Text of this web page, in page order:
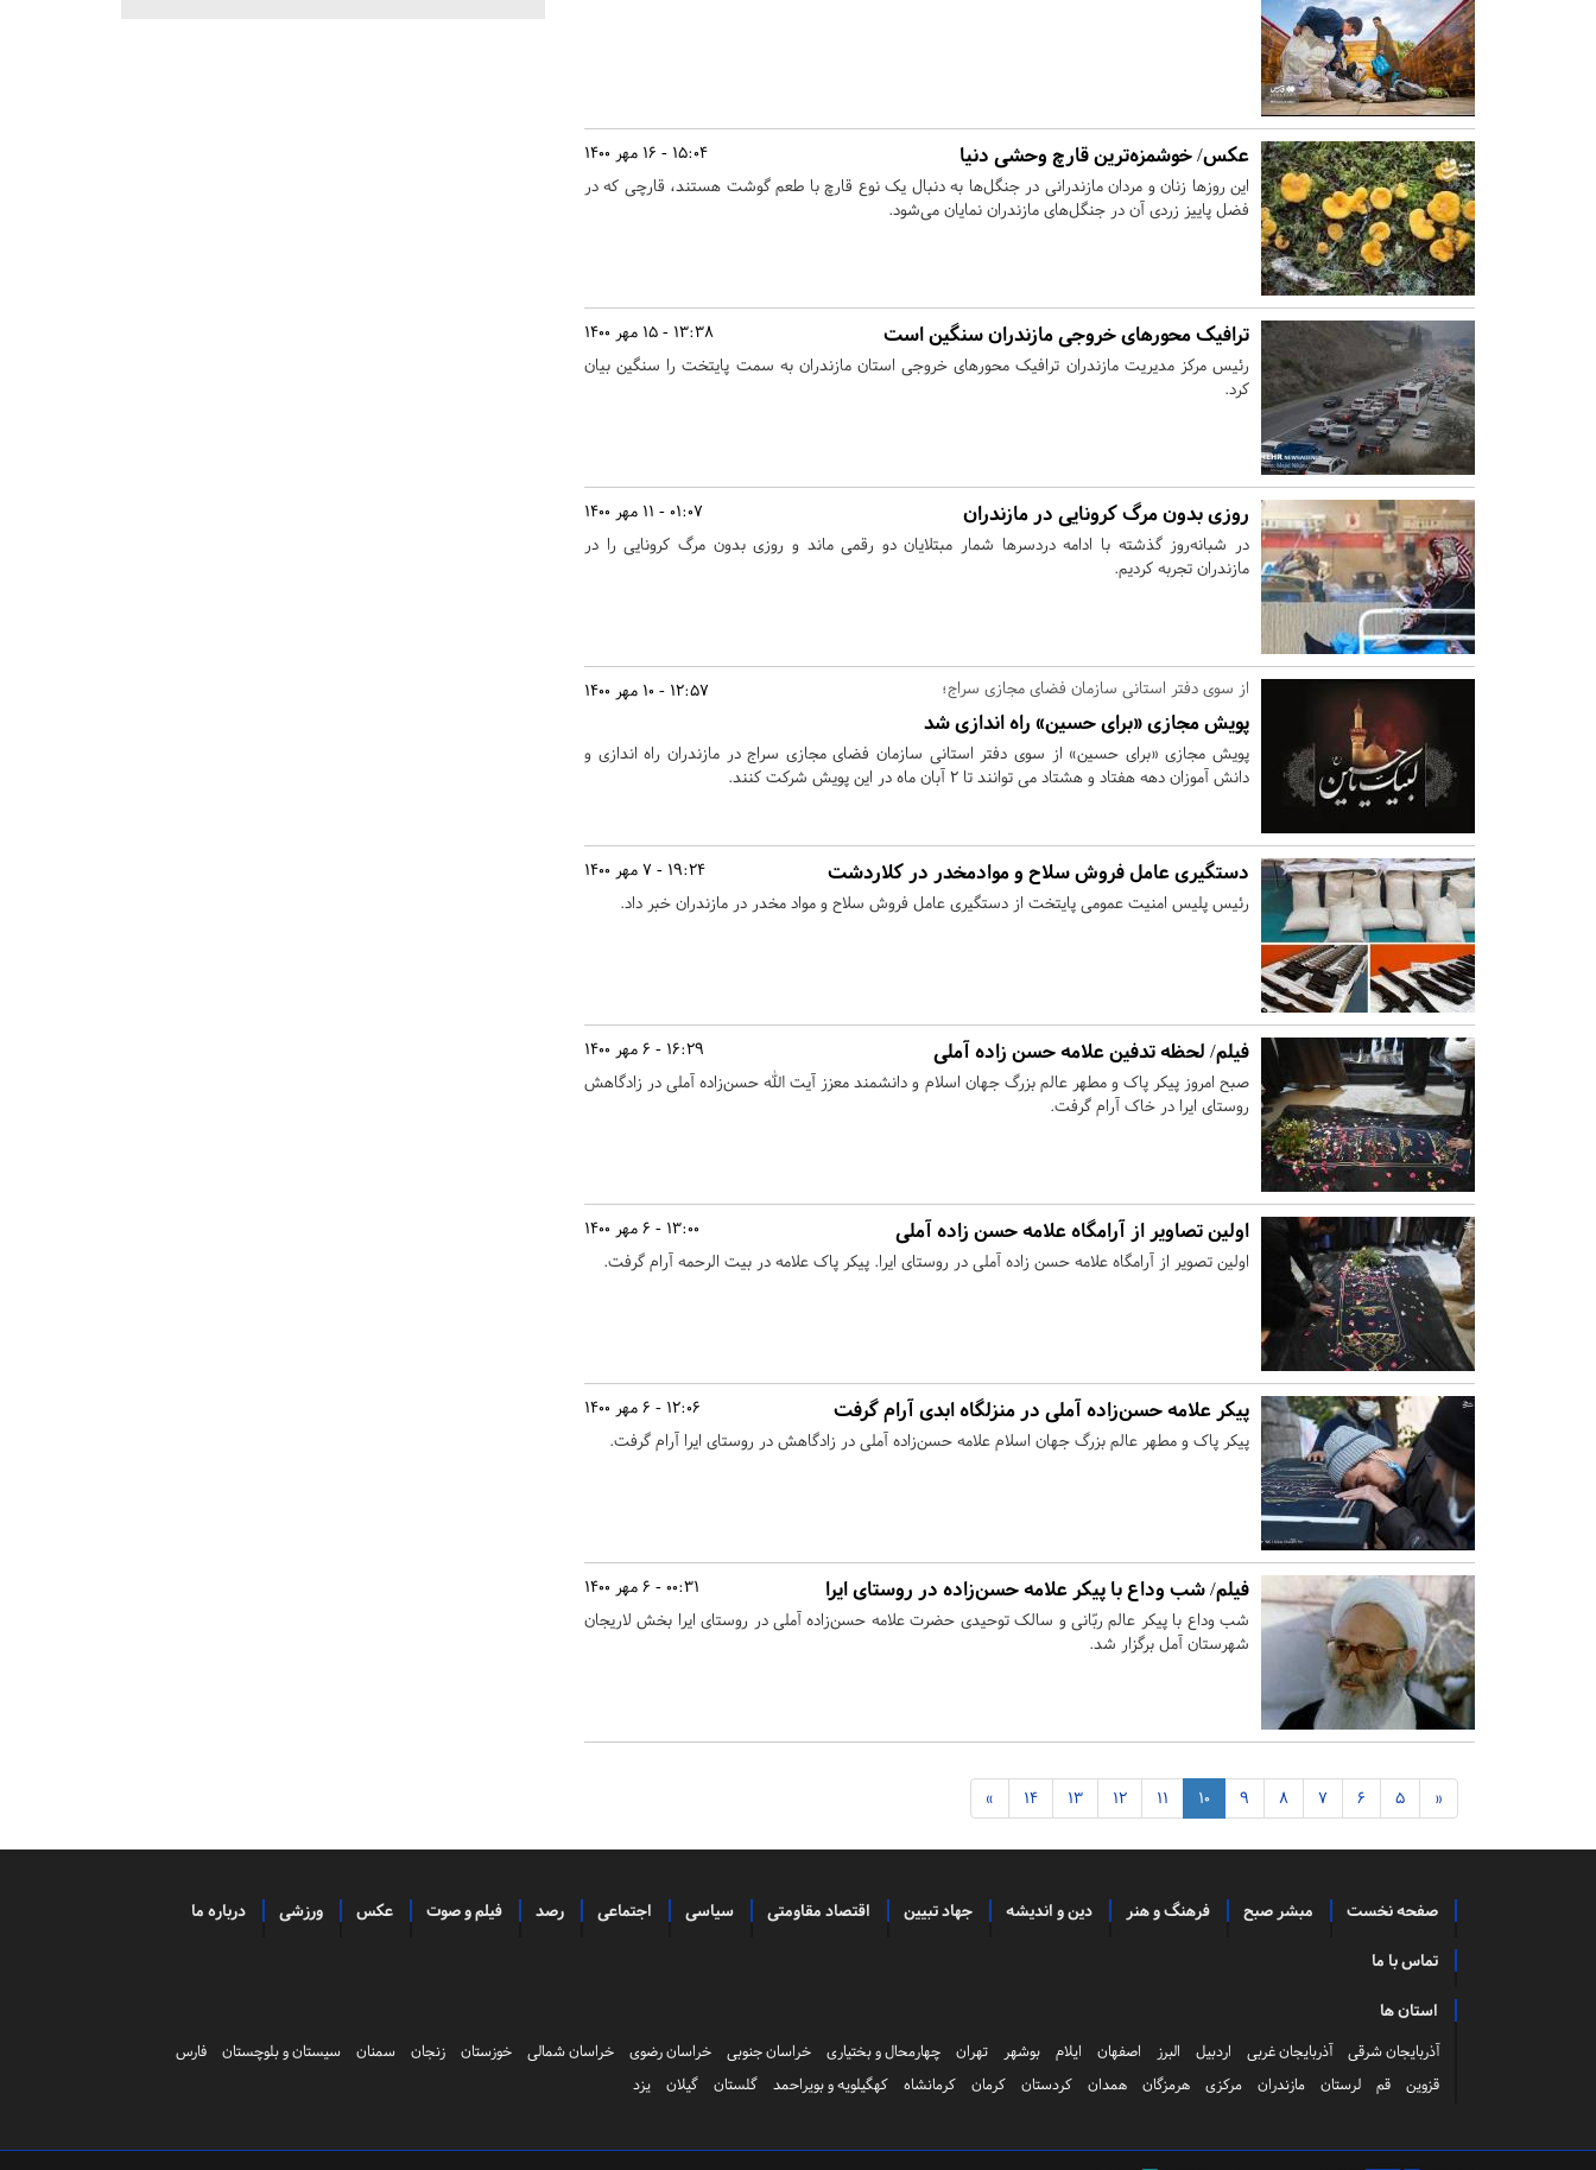
15:04 - 16 مهر 1400 عکس/ خوشمزه‌ترین قارچ وحشی دنیا
این روزها زنان و مردان مازندرانی در جنگل‌ها به دنبال یک نوع قارچ با طعم گوشت هستند، قارچی که در
فضل پاییز زردی آن در جنگل‌های مازندران نمایان می‌شود.
13:38 - 15 مهر 1400 ترافیک محورهای خروجی مازندران سنگین است
رئیس مرکز مدیریت مازندران ترافیک محورهای خروجی استان مازندران به سمت پایتخت را سنگین بیان
کرد.
01:07 - 11 مهر 1400 روزی بدون مرگ کرونایی در مازندران
در شبانه‌روز گذشته با ادامه دردسرها شمار مبتلایان دو رقمی ماند و روزی بدون مرگ کرونایی را در
مازندران تجربه کردیم.
12:57 - 10 مهر 1400 از سوی دفتر استانی سازمان فضای مجازی سراج؛
پویش مجازی «برای حسین» راه اندازی شد
پویش مجازی «برای حسین» از سوی دفتر استانی سازمان فضای مجازی سراج در مازندران راه اندازی و
دانش آموزان دهه هفتاد و هشتاد می توانند تا 2 آبان ماه در این پویش شرکت کنند.
19:24 - 7 مهر 1400 دستگیری عامل فروش سلاح و موادمخدر در کلاردشت
رئیس پلیس امنیت عمومی پایتخت از دستگیری عامل فروش سلاح و مواد مخدر در مازندران خبر داد.
16:29 - 6 مهر 1400 فیلم/ لحظه تدفین علامه حسن زاده آملی
صبح امروز پیکر پاک و مطهر عالم بزرگ جهان اسلام و دانشمند معزز آیت الله حسن‌زاده آملی در زادگاهش
روستای ایرا در خاک آرام گرفت.
13:00 - 6 مهر 1400 اولین تصاویر از آرامگاه علامه حسن زاده آملی
اولین تصویر از آرامگاه علامه حسن زاده آملی در روستای ایرا. پیکر پاک علامه در بیت الرحمه آرام گرفت.
12:06 - 6 مهر 1400 پیکر علامه حسن‌زاده آملی در منزلگاه ابدی آرام گرفت
پیکر پاک و مطهر عالم بزرگ جهان اسلام علامه حسن‌زاده آملی در زادگاهش در روستای ایرا آرام گرفت.
00:31 - 6 مهر 1400 فیلم/ شب وداع با پیکر علامه حسن‌زاده در روستای ایرا
شب وداع با پیکر عالم ربّانی و سالک توحیدی حضرت علامه حسن‌زاده آملی در روستای ایرا بخش لاریجان
شهرستان آمل برگزار شد.
«
5
6
7
8
9
10
11
12
13
14
»
صفحه نخست مبشر صبح فرهنگ و هنر دین و اندیشه جهاد تبیین اقتصاد مقاومتی سیاسی اجتماعی رصد فیلم و صوت عکس ورزشی درباره ما
تماس با ما
استان ها
آذربایجان شرقی آذربایجان غربی اردبیل البرز اصفهان ایلام بوشهر تهران چهارمحال و بختیاری خراسان جنوبی خراسان رضوی خراسان شمالی خوزستان زنجان سمنان سیستان و بلوچستان
فارس
قزوین
قم لرستان مازندران مرکزی هرمزگان همدان کردستان کرمان کرمانشاه کهگیلویه و بویراحمد گلستان گیلان یزد